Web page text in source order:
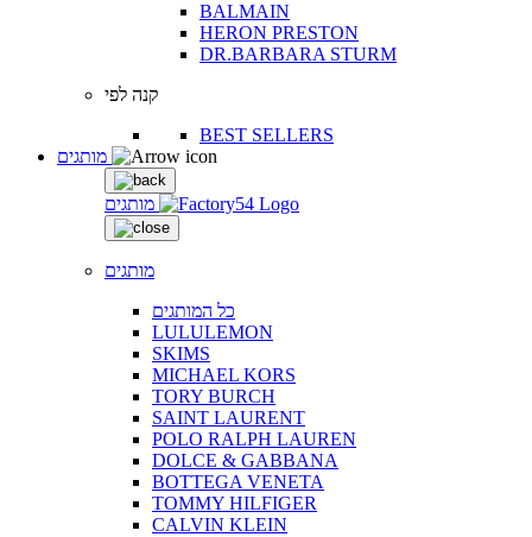
BALMAIN
HERON PRESTON
DR.BARBARA STURM
קנה לפי
BEST SELLERS
מותגים
מותגים
כל המותגים
LULULEMON
SKIMS
MICHAEL KORS
TORY BURCH
SAINT LAURENT
POLO RALPH LAUREN
DOLCE & GABBANA
BOTTEGA VENETA
TOMMY HILFIGER
CALVIN KLEIN